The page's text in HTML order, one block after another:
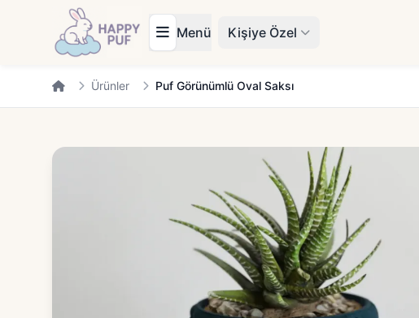
Menü Kişiye Özel
Ürünler Puf Görünümlü Oval Saksı